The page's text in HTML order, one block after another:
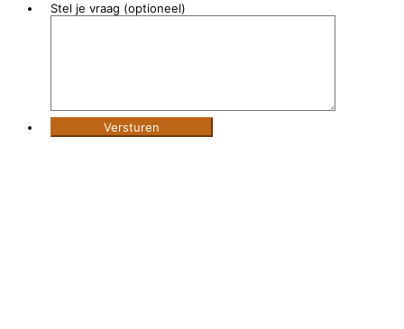
Stel je vraag (optioneel)
Versturen